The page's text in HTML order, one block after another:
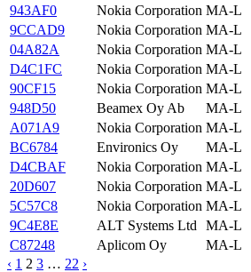
943AF0
Nokia Corporation MA-L
9CCAD9
Nokia Corporation MA-L
04A82A
Nokia Corporation MA-L
D4C1FC
Nokia Corporation MA-L
90CF15
Nokia Corporation MA-L
948D50
Beamex Oy Ab MA-L
A071A9
Nokia Corporation MA-L
BC6784
Environics Oy MA-L
D4CBAF
Nokia Corporation MA-L
20D607
Nokia Corporation MA-L
5C57C8
Nokia Corporation MA-L
9C4E8E
ALT Systems Ltd MA-L
C87248
Aplicom Oy MA-L
‹ 1 2 3 … 22 ›